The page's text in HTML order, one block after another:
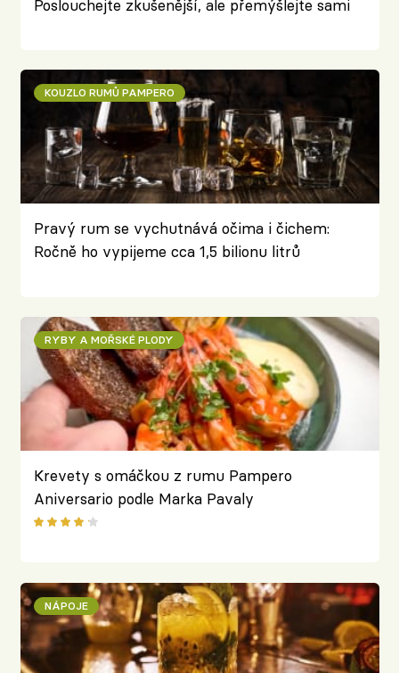
Poslouchejte zkušenější, ale přemýšlejte sami
KOUZLO RUMŮ PAMPERO
Pravý rum se vychutnává očima i čichem:
Ročně ho vypijeme cca 1,5 bilionu litrů
RYBY A MOŘSKÉ PLODY
Krevety s omáčkou z rumu Pampero
Aniversario podle Marka Pavaly
NÁPOJE